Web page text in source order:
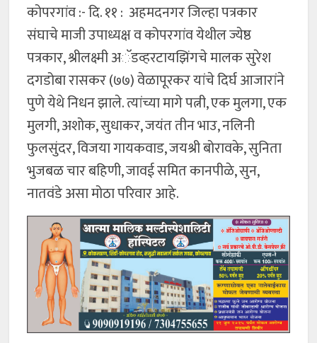
कोपरगांव :- दि. ११ : अहमदनगर जिल्हा पत्रकार
संघाचे माजी उपाध्यक्ष व कोपरगांव येथील ज्येष्ठ
पत्रकार, श्रीलक्ष्मी अॅडव्हरटायझिंगचे मालक सुरेश
दगडोबा रासकर (७७) वेळापूरकर यांचे दिर्घ आजारांने
पुणे येथे निधन झाले. त्यांच्या मागे पत्नी, एक मुलगा, एक
मुलगी, अशोक, सुधाकर, जयंत तीन भाउ, नलिनी
फुलसुंदर, विजया गायकवाड, जयश्री बोरावके, सुनिता
भुजबळ चार बहिणी, जावई समित कानपीळे, सुन,
नातवंडे असा मोठा परिवार आहे.